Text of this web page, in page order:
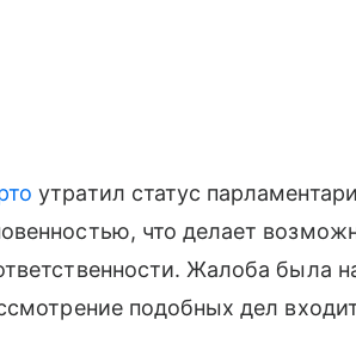
утратил статус
что делает
Жалоба была
подобных дел